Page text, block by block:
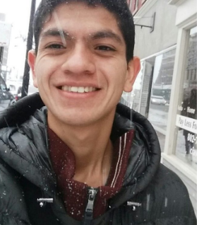
Sergio Nuñez
Yale University, USA